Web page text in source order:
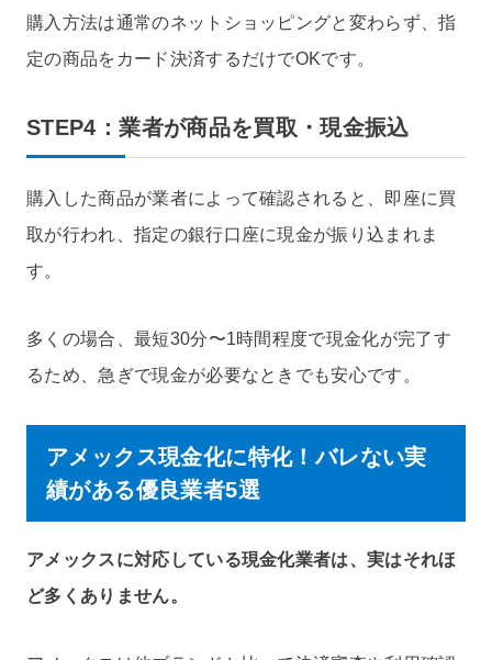
購入方法は通常のネットショッピングと変わらず、指
定の商品をカード決済するだけでOKです。
STEP4：業者が商品を買取・現金振込
購入した商品が業者によって確認されると、即座に買
取が行われ、指定の銀行口座に現金が振り込まれま
す。
多くの場合、最短30分〜1時間程度で現金化が完了す
るため、急ぎで現金が必要なときでも安心です。
アメックス現金化に特化！バレない実
績がある優良業者5選
アメックスに対応している現金化業者は、実はそれほ
ど多くありません。